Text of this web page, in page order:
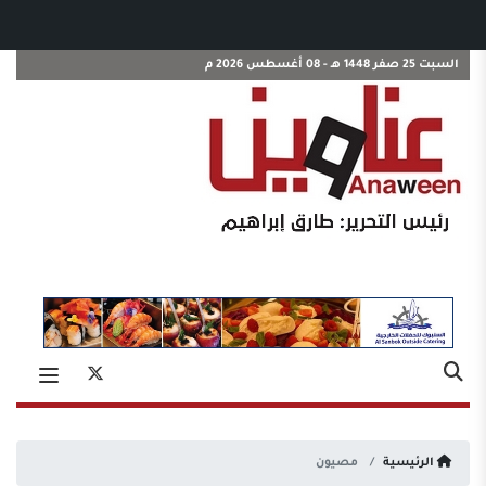
السبت 25 صفر 1448 هـ - 08 أغسطس 2026 م
الرئيسية مصيون